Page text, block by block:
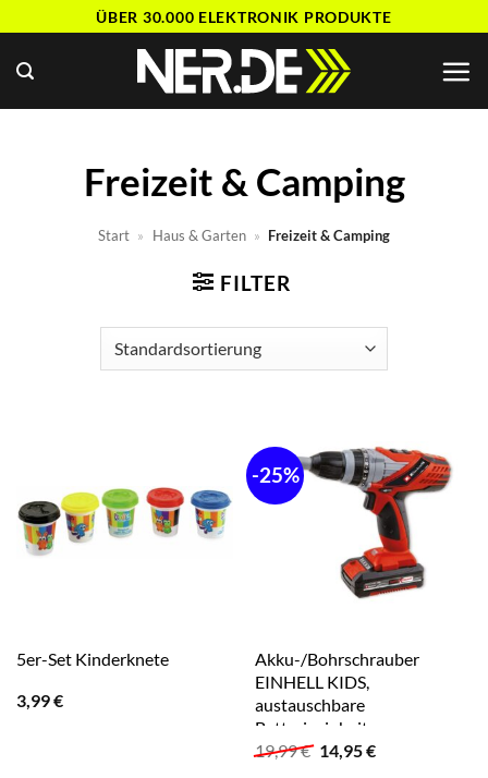
springen
ÜBER 30.000 ELEKTRONIK PRODUKTE
Freizeit & Camping
Start » Haus & Garten » Freizeit & Camping
FILTER
5er-Set Kinderknete
3,99€
-25%
Akku-/Bohrschrauber
EINHELL KIDS,
austauschbare
Batterieeinheit
19,99€ Ursprünglicher
Preis
14,95€Aktueller